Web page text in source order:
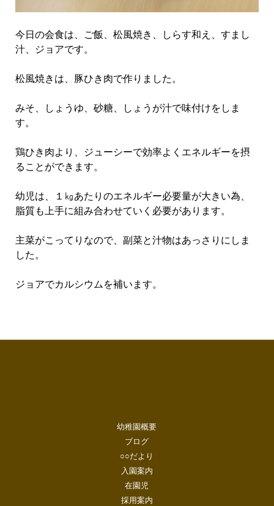
今日の会食は、ご飯、松風焼き、しらす和え、すまし
汁、ジョアです。
松風焼きは、豚ひき肉で作りました。
みそ、しょうゆ、砂糖、しょうが汁で味付けをしま
す。
鶏ひき肉より、ジューシーで効率よくエネルギーを摂
ることができます。
幼児は、１㎏あたりのエネルギー必要量が大きい為、
脂質も上手に組み合わせていく必要があります。
主菜がこってりなので、副菜と汁物はあっさりにしま
した。
ジョアでカルシウムを補います。
幼稚園概要
ブログ
○○だより
入園案内
在園児
採用案内